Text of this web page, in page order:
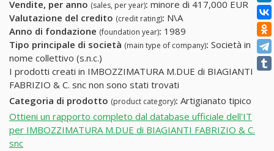
Vendite, per anno (sales, per year): minore di 417,000 EUR
Valutazione del credito (credit rating): N\A
Anno di fondazione (foundation year): 1989
Tipo principale di società (main type of company): Società in
nome collettivo (s.n.c.)
I prodotti creati in IMBOZZIMATURA M.DUE di BIAGIANTI
FABRIZIO & C. snc non sono stati trovati
Categoria di prodotto (product category): Artigianato tipico
Ottieni un rapporto completo dal database ufficiale dell'IT
per IMBOZZIMATURA M.DUE di BIAGIANTI FABRIZIO & C.
snc